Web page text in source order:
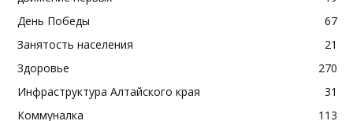
День Победы
67
Занятость населения
21
Здоровье
270
Инфраструктура Алтайского края
31
Коммуналка
113